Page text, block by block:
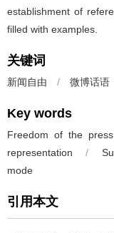
establishment of
filled with examples.
关键词
新闻自由 / 微博话语
Key words
Freedom of the press
representation
/
mode
引用本文